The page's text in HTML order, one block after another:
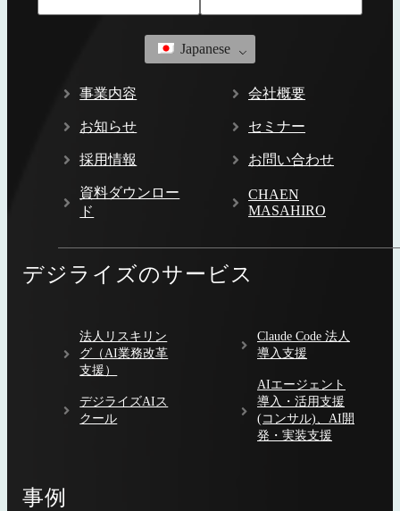
Japanese
事業内容 会社概要
お知らせ セミナー
採用情報 お問い合わせ
資料ダウンロー
ド
CHAEN
MASAHIRO
デジライズのサービス
法人リスキリン
グ（AI業務改革
支援）
デジライズAIス
クール
Claude Code 法人
導入支援
AIエージェント
導入・活用支援
(コンサル)、AI開
発・実装支援
事例